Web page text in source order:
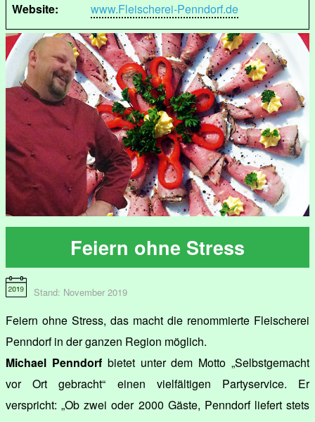
Website:
www.Fleischerei-Penndorf.de
Feiern ohne Stress
Stand: November 2019
Feiern ohne Stress, das macht die renommierte Fleischerei
Penndorf in der ganzen Region möglich.
Michael Penndorfbietet unter dem Motto „Selbstgemacht
vor Ort gebracht“ einen vielfältigen Partyservice. Er
verspricht: „Ob zwei oder 2000 Gäste, Penndorf liefert stets